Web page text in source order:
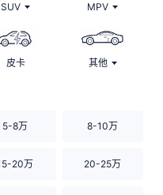
SUV MPV
皮卡 其他
5-8万 8-10万
20万 20-25万